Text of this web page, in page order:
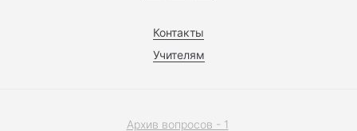
Контакты
Учителям
Архив вопросов - 1